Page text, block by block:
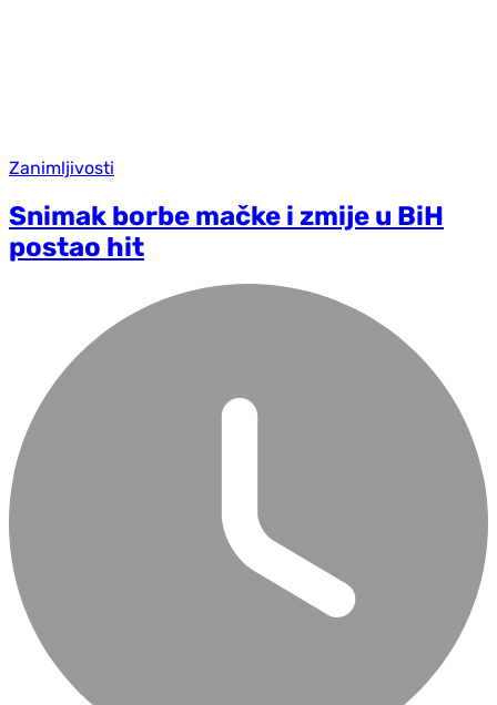
Zanimljivosti
Snimak borbe mačke i zmije u BiH
postao hit